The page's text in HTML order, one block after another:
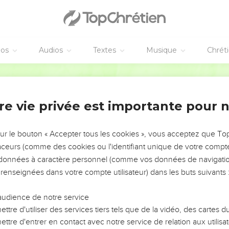
Audios Textes Musique
c'est de vous aimer les uns les autres.
et les siens
que je vous ai dite : ‘Le serviteur n'est pas plus grand
ne leur avais pas parlé, ils ne seraient pas coupables, mais
péché.
eux des œuvres qu'aucun autre n'a faites, ils ne seraient
et ils nous ont détestés, moi et mon Père.
la parole écrite dans leur loi : Ils m'ont détesté sans raison.
vie privée est importante pour
le bouton « Accepter tous les cookies », vous acceptez que
(comme des cookies ou l'identifiant unique de votre
à caractère personnel (comme vos données de
dans votre compte utilisateur) dans les buts suivants :
de notre service
d'utiliser des services tiers tels que de la vidéo, des cartes
d'entrer en contact avec notre service de relation aux